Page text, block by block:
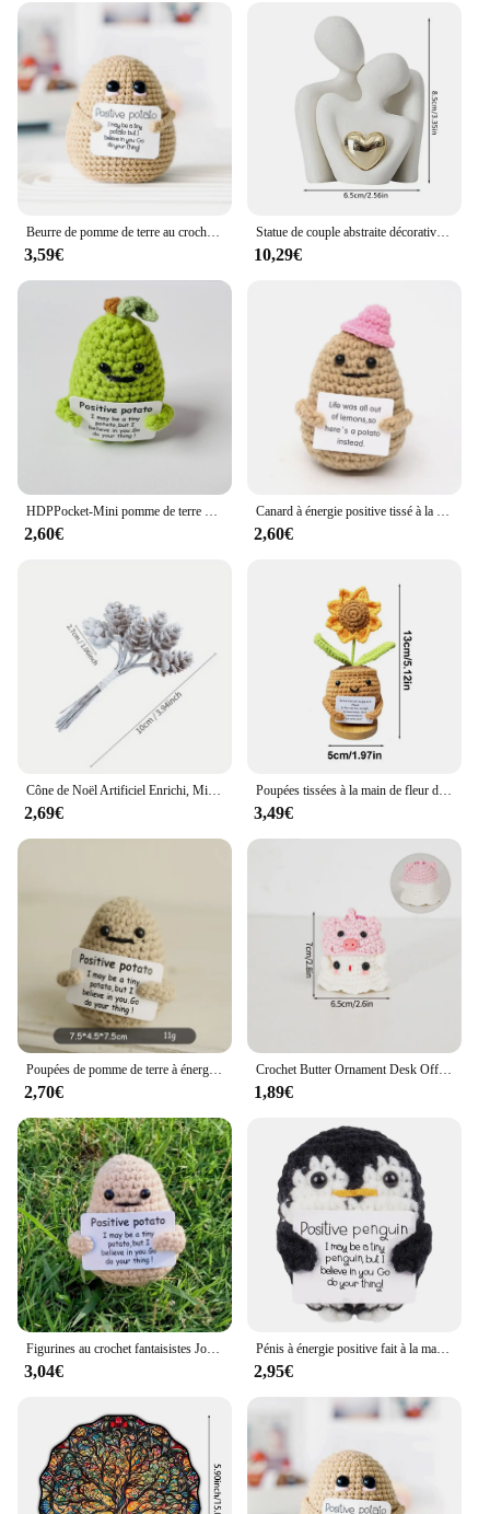
Beurre de pomme de terre au crochet, gros cul personnalisé, décoration de chambre, décoration de maison, Noël, anniversaire, cadeau de fête d'amis, mignon, positif
3,59€
Statue de couple abstraite décorative nordique, sculpture de maison moderne, figurine en céramique, ornements d'artisanat de salon, FigAuckland
10,29€
HDPPocket-Mini pomme de terre à énergie positive faite à la main avec carte, beurre ogo en laine, cadeau d'anniversaire amusant, décoration de la maison et de la chambre
2,60€
Canard à énergie positive tissé à la main, ornements mignons, crochet fait à la main, soutien émotionnel 514 les, concombre, décoration de la maison et de la chambre, cadeau de Noël
2,60€
Cône de Noël Artificiel Enrichi, Mini Branche de Houx, Couronne de Cueillette, Guirxiété de Bricolage, Ornements de Face, Décoration de Maison, Lot de 30 Pièces
2,69€
Poupées tissées à la main de fleur de coeur d'énergie positive, décor de chambre à la maison, HDPPocket, carte positive de beurre, cadeaux d'ornement de bureau, nouveau
3,49€
Poupées de pomme de terre à énergie positive tissées à la main, beurre HDPPocket, carte positive, ornement de bureau, cadeau de chambre, décor de motivation
2,70€
Crochet Butter Ornament Desk Office Accessrespiration, Room Decoration, Finished 05/09/2018 Fruits Crochet Animals With Butter
1,89€
Figurines au crochet fantaisistes Jouets en peluche Amigurumi faits à la main, pomme de terre positive et soutien émotionnel, cadeaux uniques pour la décoration intérieure, 514
3,04€
Pénis à énergie positive fait à la main avec carte, décoration de la maison, ornement de chambre, cadeaux de fête de Noël
2,95€